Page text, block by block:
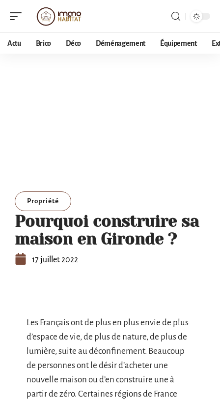
Actu Brico Déco Déménagement Équipement
Propriété
Pourquoi construire sa
maison en Gironde ?
17 juillet 2022
Les Français ont de plus en plus envie de plus
d’espace de vie, de plus de nature, de plus de
lumière, suite au déconfinement. Beaucoup
de personnes ont le désir d’acheter une
nouvelle maison ou d’en construire une à
partir de zéro. Certaines régions de France